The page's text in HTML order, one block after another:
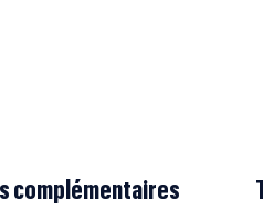
complémentaires